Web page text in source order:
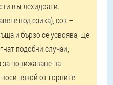
въглехидрати.
под езика), сок –
и бързо се усвоява, ще
подобни случаи,
понижаване на
някой от горните